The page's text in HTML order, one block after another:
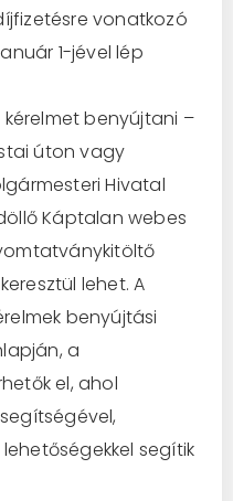
vonatkozó
1-jével lép
benyújtani –
úton vagy
Hivatal
Káptalan webes
lehet. A
benyújtási
a
el, ahol
segítik